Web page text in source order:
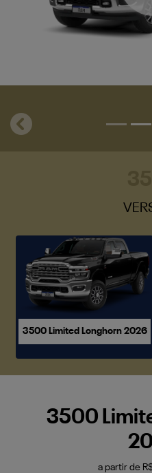
templates.template-
3500 Limited Longhorn 2026
3500
a partir de